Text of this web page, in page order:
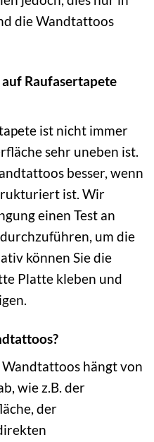
die Wandtattoos
Raufasertapete
ist nicht immer
sehr uneben ist.
besser, wenn
ist. Wir
einen Test an
um die
können Sie die
Platte kleben und
hängt von
wie z.B. der
der